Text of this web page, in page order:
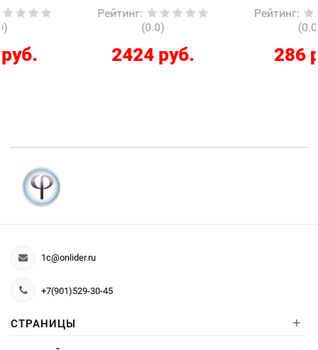
Рейтинг
2424 руб.
Рейтинг
286 руб.
1c@onlider.ru
+7(901)529-30-45
СТРАНИЦЫ +